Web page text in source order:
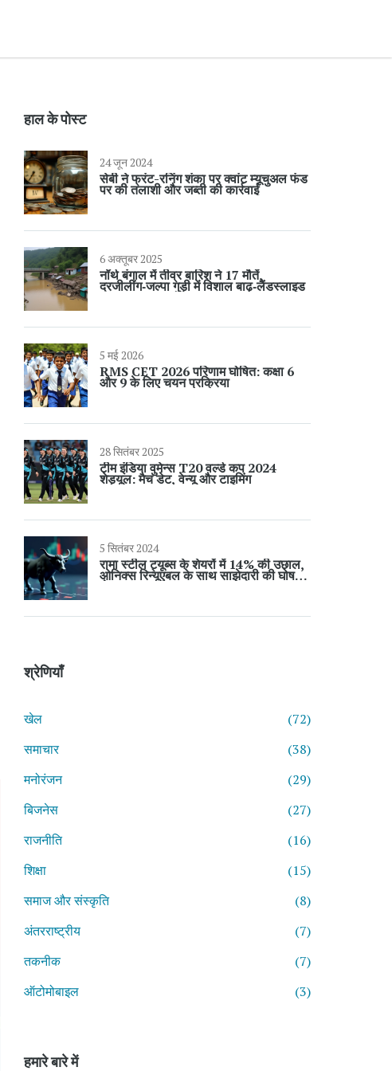
हाल के पोस्ट
24 जून 2024
सेबी ने फ्रंट-रनिंग शंका पर क्वांट म्यूचुअल फंड
पर की तलाशी और जब्ती की कार्रवाई
6 अक्तूबर 2025
नॉर्थ बंगाल में तीव्र बारिश ने 17 मौतें,
दरजीलींग‑जल्पा गुड़ी में विशाल बाढ़‑लैंडस्लाइड
5 मई 2026
RMS CET 2026 परिणाम घोषित: कक्षा 6
और 9 के लिए चयन प्रक्रिया
28 सितंबर 2025
टीम इंडिया वुमेन्स T20 वर्ल्ड कप 2024
शेड्यूल: मैच डेट, वेन्यू और टाइमिंग
5 सितंबर 2024
रामा स्टील ट्यूब्स के शेयरों में 14% की उछाल,
ओनिक्स रिन्यूएबल के साथ साझेदारी की घोषणा
से
श्रेणियाँ
खेल
(72)
समाचार
(38)
मनोरंजन
(29)
बिजनेस
(27)
राजनीति
(16)
शिक्षा
(15)
समाज और संस्कृति
(8)
अंतरराष्ट्रीय
(7)
तकनीक
(7)
ऑटोमोबाइल
(3)
हमारे बारे में